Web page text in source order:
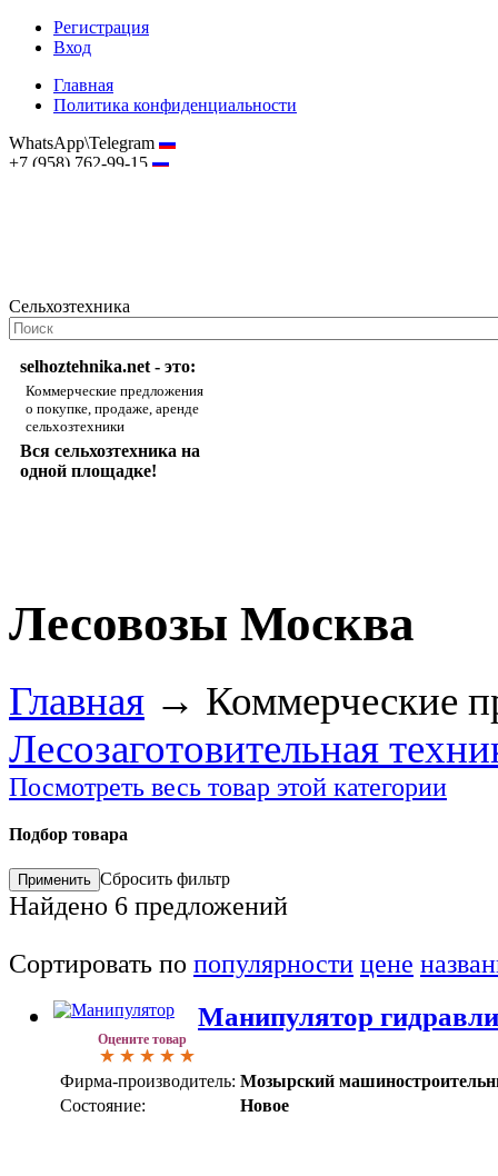
Регистрация
Вход
Главная
Политика конфиденциальности
WhatsApp\Telegram
+7 (958) 762-99-15
Сельхозтехника
selhoztehnika.net - это:
Коммерческие предложения
о покупке, продаже, аренде
сельхозтехники
Вся сельхозтехника на
одной площадке!
Лесовозы Москва
Главная → Коммерческие
Лесозаготовительная
Посмотреть весь товар этой категории
Подбор товара
Сбросить фильтр
Найдено 6 предложений
Сортировать по популярности цене
Оцените товар
Манипулятор
Фирма-производитель: Мозырский
Состояние:
Новое